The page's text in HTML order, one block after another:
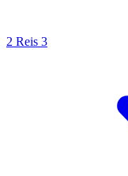
2 Reis 3